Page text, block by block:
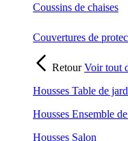
Coussins de chaises
Couvertures de
RetourVoir tout
Housses Table de
Housses Ensemble
Housses Salon